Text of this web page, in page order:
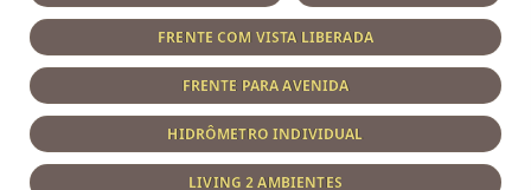
FRENTE COM VISTA LIBERADA
FRENTE PARA AVENIDA
HIDRÔMETRO INDIVIDUAL
LIVING 2 AMBIENTES